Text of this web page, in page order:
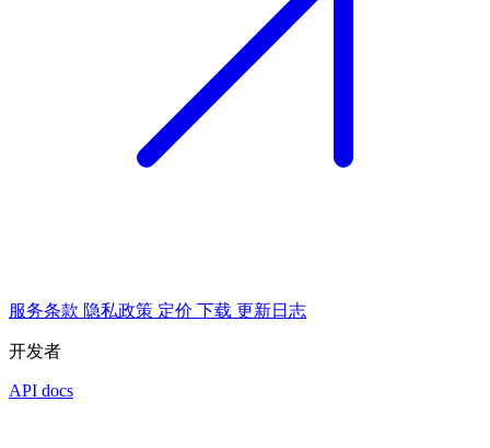
服务条款 隐私政策 定价 下载 更新日志
开发者
API docs